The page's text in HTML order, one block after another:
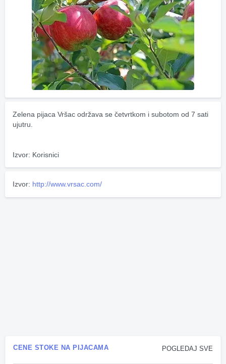
Zelena pijaca Vršac održava se četvrtkom i subotom od 7 sati
ujutru.
Izvor: Korisnici
Izvor: http://www.vrsac.com/
POGLEDAJ SVE
CENE STOKE NA PIJACAMA